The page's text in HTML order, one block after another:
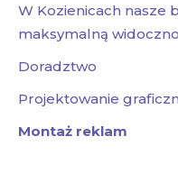
W Kozienicach nasze
maksymalną
Doradztwo
Projektowanie
Montaż reklam